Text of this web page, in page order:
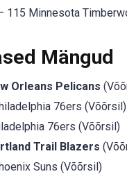
115 Minnesota
Mängud
Orleans Pelicans
76ers (Võõrsil)
76ers (Võõrsil)
Trail Blazers
Suns (Võõrsil)